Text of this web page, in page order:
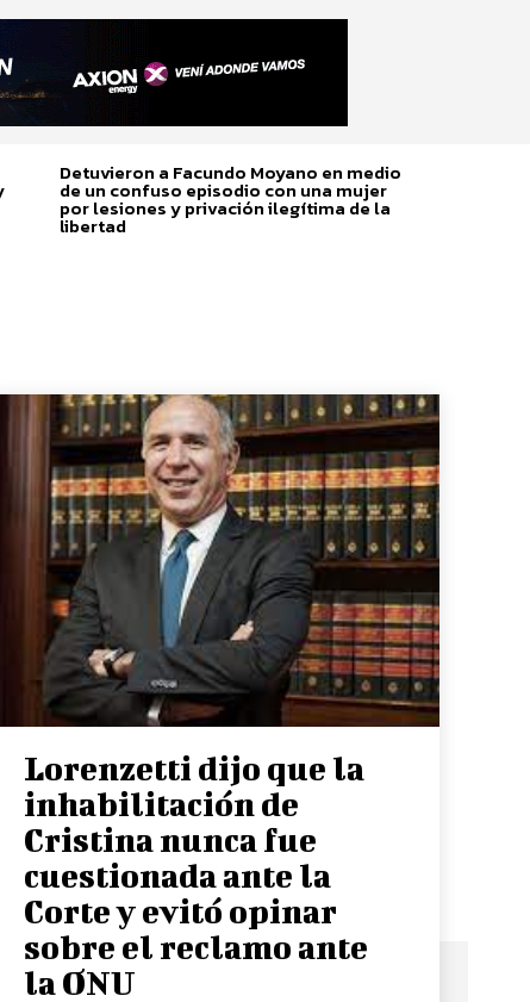
Detuvieron a Facundo Moyano en medio
de un confuso episodio con una mujer
por lesiones y privación ilegítima de la
libertad
Lorenzetti dijo que la
inhabilitación de
Cristina nunca fue
cuestionada ante la
Corte y evitó opinar
sobre el reclamo ante
la ONU